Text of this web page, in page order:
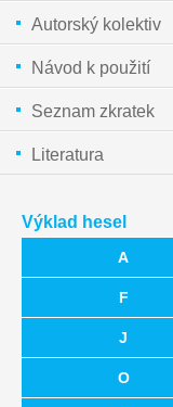
Autorský kolektiv
Návod k použití
Seznam zkratek
Literatura
Výklad hesel
A
F
J
O